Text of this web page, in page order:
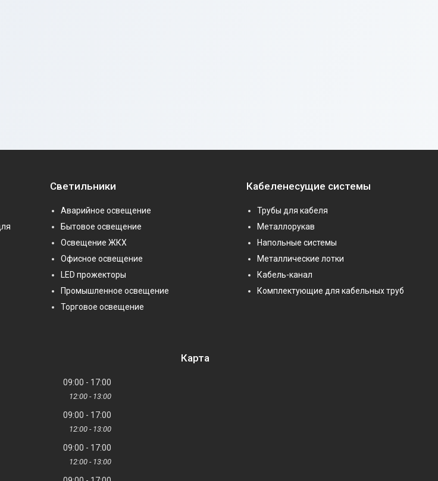
Светильники
Аварийное освещение
Бытовое освещение
Освещение ЖКХ
Офисное освещение
LED прожекторы
Промышленное освещение
Торговое освещение
Кабеленесущие системы
Трубы для кабеля
Металлорукав
Напольные системы
Металлические лотки
Кабель-канал
Комплектующие для кабельных труб
09:00 17:00
12:00 13:00
09:00 17:00
12:00 13:00
09:00 17:00
12:00 13:00
Карта